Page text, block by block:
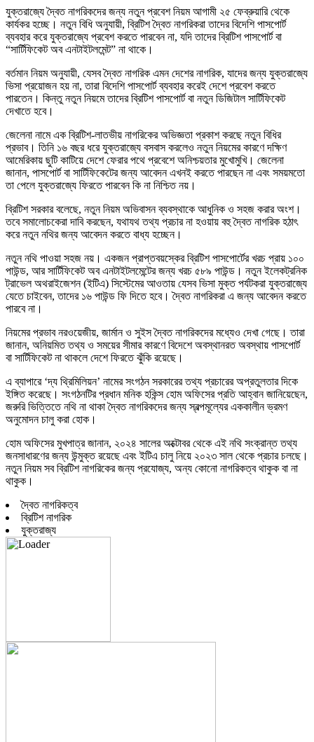
যুক্তরাজ্যে দ্বৈত নাগরিকদের জন্য নতুন প্রবেশ নিয়ম আগামী ২৫ ফেব্রুয়ারি থেকে
কার্যকর হচ্ছে। নতুন বিধি অনুযায়ী, ব্রিটিশ দ্বৈত নাগরিকরা তাদের বিদেশি পাসপোর্ট
ব্যবহার করে যুক্তরাজ্যে প্রবেশ করতে পারবেন না, যদি তাদের ব্রিটিশ পাসপোর্ট বা
“সার্টিফিকেট অব এনটাইটলমেন্ট” না থাকে।
বর্তমান নিয়ম অনুযায়ী, যেসব দ্বৈত নাগরিক এমন দেশের নাগরিক, যাদের জন্য যুক্তরাজ্যে
ভিসা প্রয়োজন হয় না, তারা বিদেশি পাসপোর্ট ব্যবহার করেই দেশে প্রবেশ করতে
পারতেন। কিন্তু নতুন নিয়মে তাদের ব্রিটিশ পাসপোর্ট বা নতুন ডিজিটাল সার্টিফিকেট
দেখাতে হবে।
জেলেনা নামে এক ব্রিটিশ-লাতভীয় নাগরিকের অভিজ্ঞতা প্রকাশ করছে নতুন বিধির
প্রভাব। তিনি ১৬ বছর ধরে যুক্তরাজ্যে বসবাস করলেও নতুন নিয়মের কারণে দক্ষিণ
আমেরিকায় ছুটি কাটিয়ে দেশে ফেরার পথে প্রবেশে অনিশ্চয়তার মুখোমুখি। জেলেনা
জানান, পাসপোর্ট বা সার্টিফিকেটের জন্য আবেদন এখনই করতে পারছেন না এবং সময়মতো
তা পেলে যুক্তরাজ্যে ফিরতে পারবেন কি না নিশ্চিত নয়।
ব্রিটিশ সরকার বলেছে, নতুন নিয়ম অভিবাসন ব্যবস্থাকে আধুনিক ও সহজ করার অংশ।
তবে সমালোচকেরা দাবি করছেন, যথাযথ তথ্য প্রচার না হওয়ায় বহু দ্বৈত নাগরিক হঠাৎ
করে নতুন নথির জন্য আবেদন করতে বাধ্য হচ্ছেন।
নতুন নথি পাওয়া সহজ নয়। একজন প্রাপ্তবয়স্কের ব্রিটিশ পাসপোর্টের খরচ প্রায় ১০০
পাউন্ড, আর সার্টিফিকেট অব এনটাইটলমেন্টের জন্য খরচ ৫৮৯ পাউন্ড। নতুন ইলেকট্রনিক
ট্রাভেল অথরাইজেশন (ইটিএ) সিস্টেমের আওতায় যেসব ভিসা মুক্ত পর্যটকরা যুক্তরাজ্যে
যেতে চাইবেন, তাদের ১৬ পাউন্ড ফি দিতে হবে। দ্বৈত নাগরিকরা এ জন্য আবেদন করতে
পারবে না।
নিয়মের প্রভাব নরওয়েজীয়, জার্মান ও সুইস দ্বৈত নাগরিকদের মধ্যেও দেখা গেছে। তারা
জানান, অনিয়মিত তথ্য ও সময়ের সীমার কারণে বিদেশে অবস্থানরত অবস্থায় পাসপোর্ট
বা সার্টিফিকেট না থাকলে দেশে ফিরতে ঝুঁকি রয়েছে।
এ ব্যাপারে ‘দ্য থ্রিমিলিয়ন’ নামের সংগঠন সরকারের তথ্য প্রচারের অপ্রতুলতার দিকে
ইঙ্গিত করেছে। সংগঠনটির প্রধান মনিক হকিন্স হোম অফিসের প্রতি আহ্বান জানিয়েছেন,
জরুরি ভিত্তিতে নথি না থাকা দ্বৈত নাগরিকদের জন্য স্বল্পমূল্যের এককালীন ভ্রমণ
অনুমোদন চালু করা হোক।
হোম অফিসের মুখপাত্র জানান, ২০২৪ সালের অক্টোবর থেকে এই নথি সংক্রান্ত তথ্য
জনসাধারণের জন্য উন্মুক্ত রয়েছে এবং ইটিএ চালু নিয়ে ২০২৩ সাল থেকে প্রচার চলছে।
নতুন নিয়ম সব ব্রিটিশ নাগরিকের জন্য প্রযোজ্য, অন্য কোনো নাগরিকত্ব থাকুক বা না
থাকুক।
দ্বৈত নাগরিকত্ব
ব্রিটিশ নাগরিক
যুক্তরাজ্য